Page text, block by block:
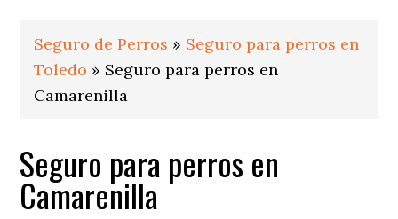
Seguro de Perros » Seguro para perros en
Toledo » Seguro para perros en
Camarenilla
Seguro para perros en
Camarenilla